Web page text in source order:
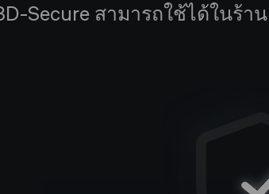
Secure สามารถใช้ได้ในร้า